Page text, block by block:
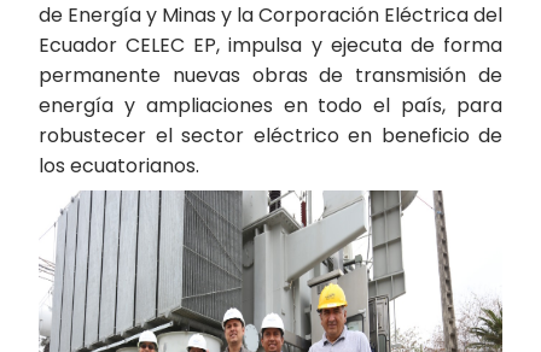
de Energía y Minas y la Corporación Eléctrica del
Ecuador CELEC EP, impulsa y ejecuta de forma
permanente nuevas obras de transmisión de
energía y ampliaciones en todo el país, para
robustecer el sector eléctrico en beneficio de
los ecuatorianos.